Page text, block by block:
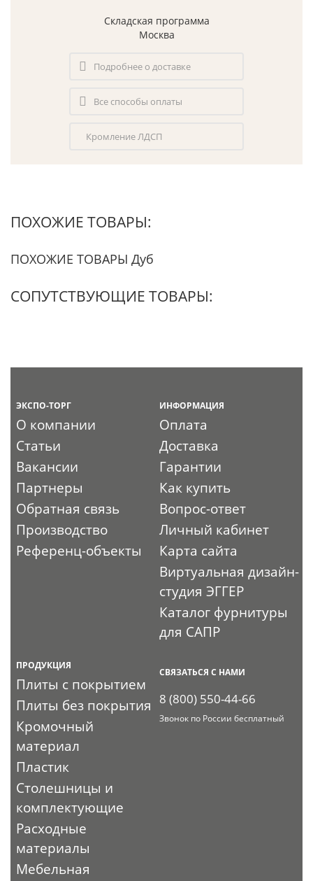
Складская программа
Москва
Подробнее о доставке
Все способы оплаты
Кромление ЛДСП
ПОХОЖИЕ ТОВАРЫ:
ПОХОЖИЕ ТОВАРЫ Дуб
СОПУТСТВУЮЩИЕ ТОВАРЫ:
ЭКСПО-ТОРГ
О компании
Статьи
Вакансии
Партнеры
Обратная связь
Производство
Референц-объекты
ИНФОРМАЦИЯ
Оплата
Доставка
Гарантии
Как купить
Вопрос-ответ
Личный кабинет
Карта сайта
Виртуальная дизайн-
студия ЭГГЕР
Каталог фурнитуры
для САПР
ПРОДУКЦИЯ
Плиты с покрытием
Плиты без покрытия
Кромочный
материал
Пластик
Столешницы и
комплектующие
Расходные
материалы
Мебельная
СВЯЗАТЬСЯ С НАМИ
8 (800) 550-44-66
Звонок по России бесплатный